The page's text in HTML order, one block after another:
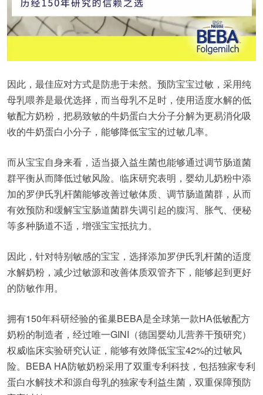
因此，最佳应对方式是防患于未然。预防宝宝过敏，采用纯
母乳喂养是最优选择，而当母乳不足时，使用适度水解的低
敏配方奶粉，把易致敏的牛奶蛋白大分子分解为更易消化吸
收的牛奶蛋白小分子，能够降低宝宝的过敏几率。
而从宝宝自身来看，适当摄入益生菌也能够通过调节肠道菌
群平衡从而降低过敏风险。临床研究表明，婴幼儿奶粉中添
加的罗伊氏乳杆菌能够改善过敏体质、调节肠道菌群，从而
有效预防和缓解宝宝肠道菌群失调引起的腹泻、胀气、便秘
等多种肠道不适，增强宝宝抵抗力。
因此，针对特别敏感的宝宝，选择添加罗伊氏乳杆菌的适度
水解奶粉，减少过敏源和改善体质双管齐下，能够起到更好
的防敏作用。
拥有150年科研经验的雀巢BEBA是全球第一款HA低敏配方
奶粉的制造者，经过唯一GINI（德国婴幼儿营养干预研究）
权威临床实验研究认证，能够有效降低宝宝42%的过敏风
险。BEBA HA防敏奶粉采用了双重专利科技，包括独家专利
蛋白水解技术和源自母乳的独家专利益生菌，双重保障预防